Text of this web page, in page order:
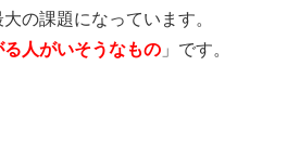
の課題になっています。
人がいそうなもの 」です。